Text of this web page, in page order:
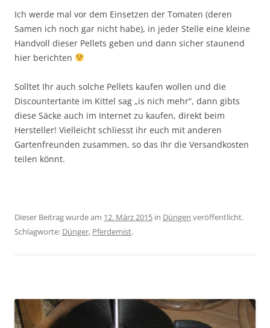
Ich werde mal vor dem Einsetzen der Tomaten (deren
Samen ich noch gar nicht habe), in jeder Stelle eine kleine
Handvoll dieser Pellets geben und dann sicher staunend
hier berichten
Solltet Ihr auch solche Pellets kaufen wollen und die
Discountertante im Kittel sag „is nich mehr“, dann gibts
diese Säcke auch im Internet zu kaufen, direkt beim
Hersteller! Vielleicht schliesst ihr euch mit anderen
Gartenfreunden zusammen, so das Ihr die Versandkosten
teilen könnt.
Dieser Beitrag wurde am 12. März 2015 in Düngen veröffentlicht.
Schlagworte: Dünger, Pferdemist.